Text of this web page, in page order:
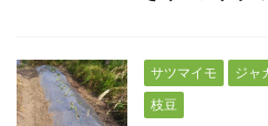
サツマイモ ジャ
枝豆